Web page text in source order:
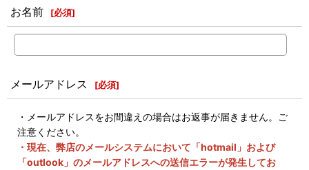
お名前 [必須]
メールアドレス [必須]
・メールアドレスをお間違えの場合はお返事が届きません。ご
注意ください。
・現在、弊店のメールシステムにおいて「hotmail」および
「outlook」のメールアドレスへの送信エラーが発生してお